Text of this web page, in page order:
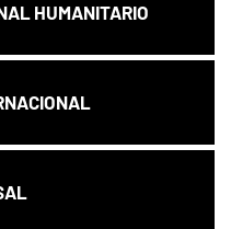
HUMANITARIO